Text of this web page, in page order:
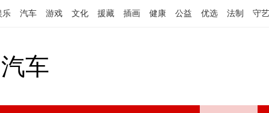
乐 汽车 游戏 文化 援藏 插画 健康 公益 优选 法制 守
汽车